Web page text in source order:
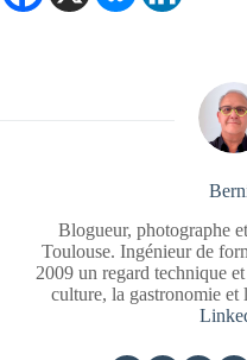
Blogueur, photographe
Toulouse. Ingénieur de
2009 un regard technique
culture, la gastronomie et